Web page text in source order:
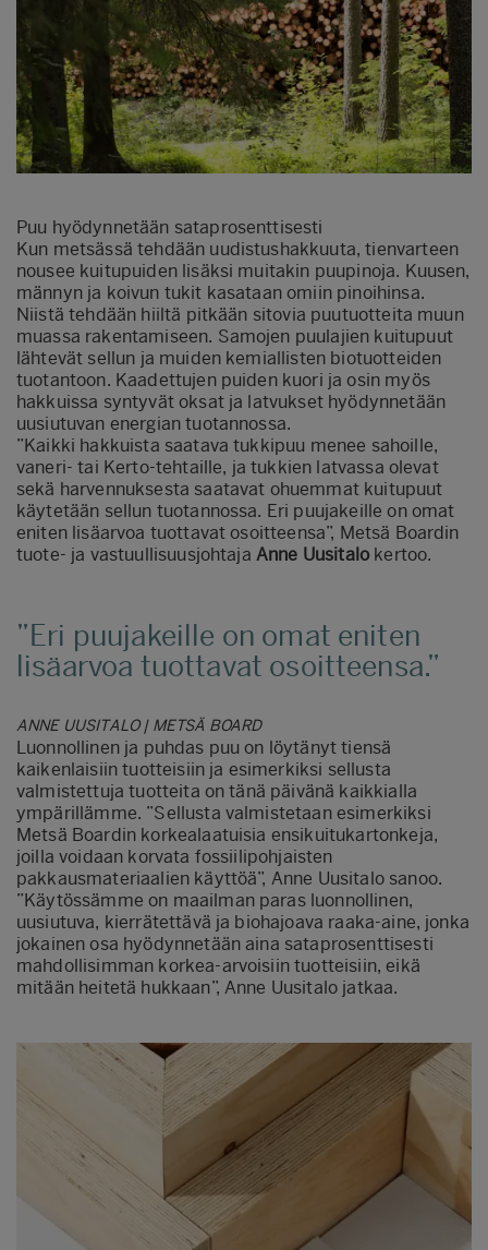
Puu hyödynnetään sataprosenttisesti
Kun metsässä tehdään uudistushakkuuta, tienvarteen
nousee kuitupuiden lisäksi muitakin puupinoja. Kuusen,
männyn ja koivun tukit kasataan omiin pinoihinsa.
Niistä tehdään hiiltä pitkään sitovia puutuotteita muun
muassa rakentamiseen. Samojen puulajien kuitupuut
lähtevät sellun ja muiden kemiallisten biotuotteiden
tuotantoon. Kaadettujen puiden kuori ja osin myös
hakkuissa syntyvät oksat ja latvukset hyödynnetään
uusiutuvan energian tuotannossa.
”Kaikki hakkuista saatava tukkipuu menee sahoille,
vaneri- tai Kerto-tehtaille, ja tukkien latvassa olevat
sekä harvennuksesta saatavat ohuemmat kuitupuut
käytetään sellun tuotannossa. Eri puujakeille on omat
eniten lisäarvoa tuottavat osoitteensa”, Metsä Boardin
tuote- ja vastuullisuusjohtaja Anne Uusitalo kertoo.
Eri puujakeille on omat eniten
lisäarvoa tuottavat osoitteensa.
ANNE UUSITALO | METSÄ BOARD
Luonnollinen ja puhdas puu on löytänyt tiensä
kaikenlaisiin tuotteisiin ja esimerkiksi sellusta
valmistettuja tuotteita on tänä päivänä kaikkialla
ympärillämme. ”Sellusta valmistetaan esimerkiksi
Metsä Boardin korkealaatuisia ensikuitukartonkeja,
joilla voidaan korvata fossiilipohjaisten
pakkausmateriaalien käyttöä”, Anne Uusitalo sanoo.
”Käytössämme on maailman paras luonnollinen,
uusiutuva, kierrätettävä ja biohajoava raaka-aine, jonka
jokainen osa hyödynnetään aina sataprosenttisesti
mahdollisimman korkea-arvoisiin tuotteisiin, eikä
mitään heitetä hukkaan”, Anne Uusitalo jatkaa.